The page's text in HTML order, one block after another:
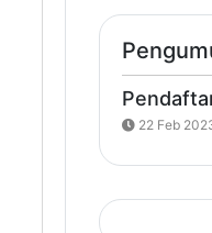
22 Feb